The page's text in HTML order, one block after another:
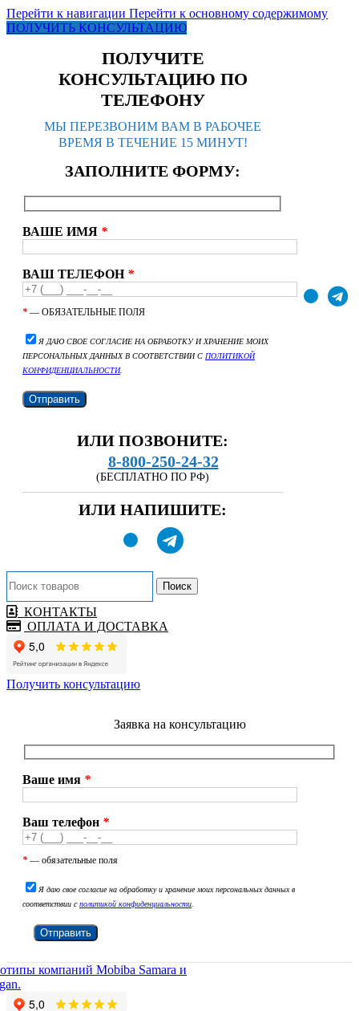
Перейти к навигации Перейти к основному содержимому
ПОЛУЧИТЬ КОНСУЛЬТАЦИЮ
ПОЛУЧИТЕ
КОНСУЛЬТАЦИЮ ПО
ТЕЛЕФОНУ
МЫ ПЕРЕЗВОНИМ ВАМ В РАБОЧЕЕ
ВРЕМЯ В ТЕЧЕНИЕ 15 МИНУТ!
ЗАПОЛНИТЕ ФОРМУ:
ВАШЕ ИМЯ *
ВАШ ТЕЛЕФОН *
* — ОБЯЗАТЕЛЬНЫЕ ПОЛЯ
Я ДАЮ СВОЕ СОГЛАСИЕ НА ОБРАБОТКУ И ХРАНЕНИЕ МОИХ
ПЕРСОНАЛЬНЫХ ДАННЫХ В СООТВЕТСТВИИ С ПОЛИТИКОЙ
КОНФИДЕНЦИАЛЬНОСТИ.
ИЛИ ПОЗВОНИТЕ:
8-800-250-24-32
(БЕСПЛАТНО ПО РФ)
ИЛИ НАПИШИТЕ:
Поиск
КОНТАКТЫ
ОПЛАТА И ДОСТАВКА
Получить консультацию
Заявка на консультацию
Ваше имя *
Ваш телефон *
* — обязательные поля
Я даю свое согласие на обработку и хранение моих персональных данных в
соответствии сполитикой конфиденциальности